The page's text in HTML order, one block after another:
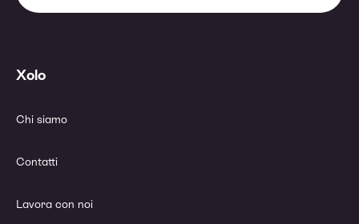
Xolo
Chi siamo
Contatti
Lavora con noi